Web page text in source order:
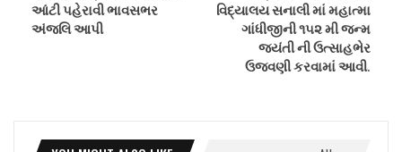
આંટી પહેરાવી ભાવસભર
અંજલિ આપી
વિદ્યાલય સનાલી માં મહાત્મા
ગાંધીજીની ૧૫૨ મી જન્મ
જયંતી ની ઉત્સાહભેર
ઉજવણી કરવામાં આવી.